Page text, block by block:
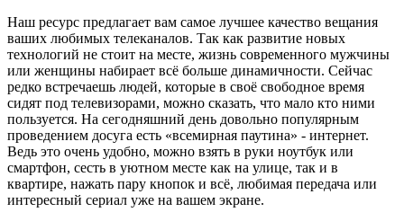
Наш ресурс предлагает вам самое лучшее качество вещания
ваших любимых телеканалов. Так как развитие новых
технологий не стоит на месте, жизнь современного мужчины
или женщины набирает всё больше динамичности. Сейчас
редко встречаешь людей, которые в своё свободное время
сидят под телевизорами, можно сказать, что мало кто ними
пользуется. На сегодняшний день довольно популярным
проведением досуга есть «всемирная паутина» - интернет.
Ведь это очень удобно, можно взять в руки ноутбук или
смартфон, сесть в уютном месте как на улице, так и в
квартире, нажать пару кнопок и всё, любимая передача или
интересный сериал уже на вашем экране.